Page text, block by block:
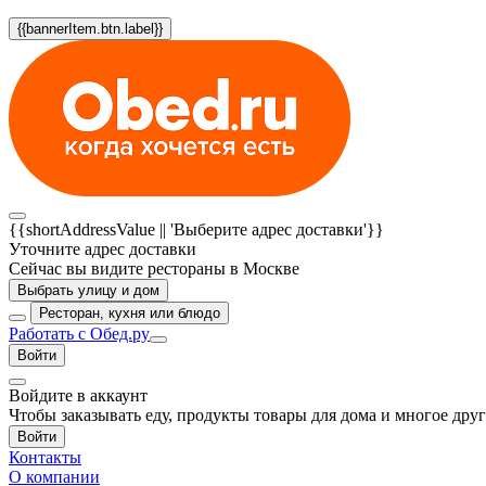
{{bannerItem.btn.label}}
{{shortAddressValue || 'Выберите адрес доставки'}}
Уточните адрес доставки
Сейчас вы видите рестораны в Москве
Выбрать улицу и дом
Ресторан, кухня или блюдо
Работать с Обед.ру
Войти
Войдите в аккаунт
Чтобы заказывать еду, продукты товары для дома и многое
Войти
Контакты
О компании